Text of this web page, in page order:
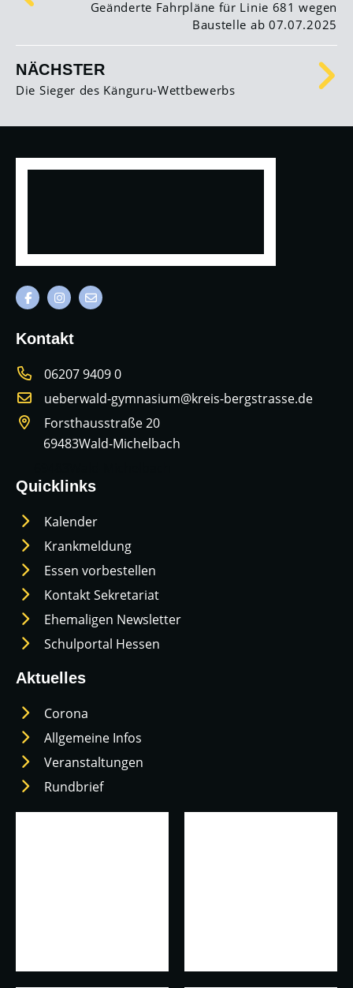
Geänderte Fahrpläne für Linie 681 wegen
Baustelle ab 07.07.2025
NÄCHSTER
Die Sieger des Känguru-Wettbewerbs
Kontakt
06207 9409 0
ueberwald-gymnasium@kreis-bergstrasse.de
Forsthausstraße 20
69483Wald-Michelbach
Quicklinks
Kalender
Krankmeldung
Essen vorbestellen
Kontakt Sekretariat
Ehemaligen Newsletter
Schulportal Hessen
Aktuelles
Corona
Allgemeine Infos
Veranstaltungen
Rundbrief